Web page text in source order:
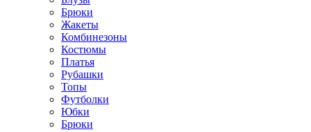
Брюки
Жакеты
Комбинезоны
Костюмы
Платья
Рубашки
Топы
Футболки
Юбки
Брюки